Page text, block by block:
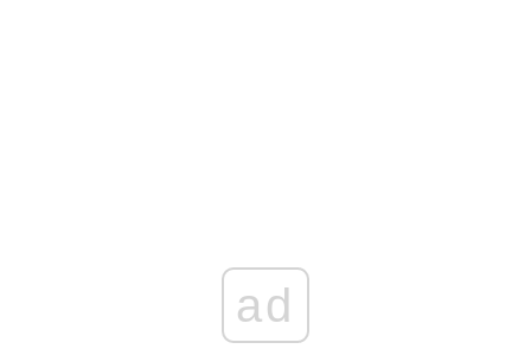
ad